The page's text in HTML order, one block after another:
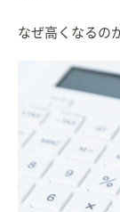
なぜ高くなるの